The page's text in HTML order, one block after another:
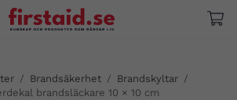
/ Brandsäkerhet / Brandskyltar /
brandsläckare 10 × 10 cm